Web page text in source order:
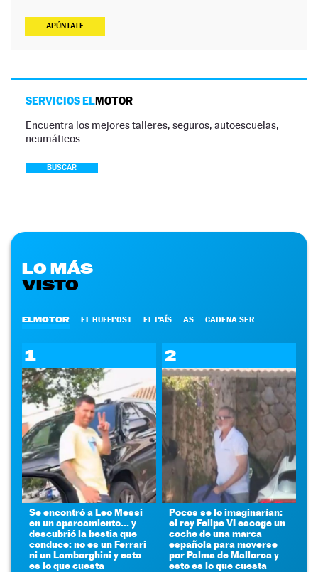
APÚNTATE
SERVICIOS ELMOTOR
Encuentra los mejores talleres, seguros, autoescuelas,
neumáticos…
BUSCAR
LO MÁS
VISTO
ELMOTOR EL HUFFPOST EL PAÍS AS CADENA SER
1
Se encontró a Leo Messi
en un aparcamiento... y
descubrió la bestia que
conduce: no es un Ferrari
ni un Lamborghini y esto
es lo que cuesta
2
Pocos se lo imaginarían:
el rey Felipe VI escoge un
coche de una marca
española para moverse
por Palma de Mallorca y
esto es lo que cuesta